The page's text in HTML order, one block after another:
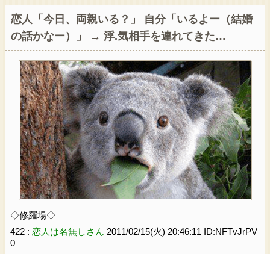
恋人「今日、両親いる？」 自分「いるよー（結婚
の話かなー）」 → 浮.気相手を連れてきた…
◇修羅場◇
422 : 恋人は名無しさん 2011/02/15(火) 20:46:11 ID:NFTvJrPV
0